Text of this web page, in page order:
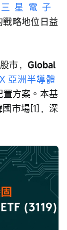
星電子
略地位日益
市， Global
亞洲半導體
方案。本基
市場[1]，深